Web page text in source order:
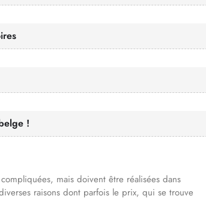
!
mais doivent être réalisées dans
raisons dont parfois le prix, qui se trouve